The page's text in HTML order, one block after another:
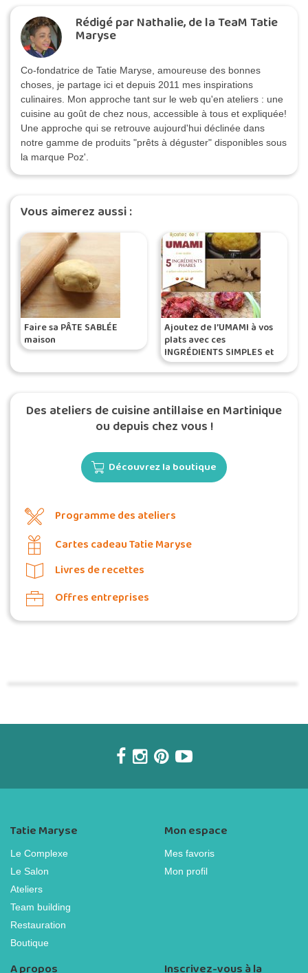
Rédigé par Nathalie, de la TeaM Tatie
Maryse
Co-fondatrice de Tatie Maryse, amoureuse des bonnes
choses, je partage ici et depuis 2011 mes inspirations
culinaires. Mon approche tant sur le web qu'en ateliers : une
cuisine au goût de chez nous, accessible à tous et expliquée!
Une approche qui se retrouve aujourd'hui déclinée dans
notre gamme de produits "prêts à déguster" disponibles sous
la marque Poz'.
Vous aimerez aussi :
Faire sa PÂTE SABLÉE
maison
Ajoutez de l’UMAMI à vos
plats avec ces
INGRÉDIENTS SIMPLES et
accessibles
Des ateliers de cuisine antillaise en Martinique
ou depuis chez vous !
Découvrez la boutique
Programme des ateliers
Cartes cadeau Tatie Maryse
Livres de recettes
Offres entreprises
Tatie Maryse
Le Complexe
Le Salon
Ateliers
Team building
Restauration
Boutique
Mon espace
Mes favoris
Mon profil